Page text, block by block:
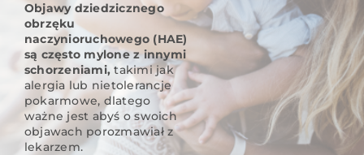
Objawy dziedzicznego
obrzęku
naczynioruchowego (HAE)
są często mylone z innymi
schorzeniami, takimi jak
alergia lub nietolerancje
pokarmowe, dlatego
ważne jest abyś o swoich
objawach porozmawiał z
lekarzem.